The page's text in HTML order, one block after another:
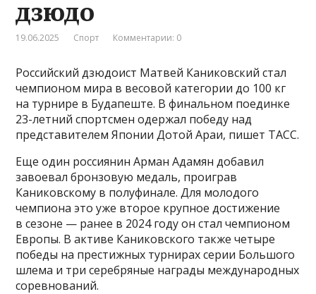
дзюдо
19.06.2025 Спорт Комментарии: 0
Российский дзюдоист Матвей Каниковский стал
чемпионом мира в весовой категории до 100 кг
на турнире в Будапеште. В финальном поединке
23-летний спортсмен одержал победу над
представителем Японии Дотой Араи, пишет ТАСС.
Еще один россиянин Арман Адамян добавил
завоевал бронзовую медаль, проиграв
Каниковскому в полуфинале. Для молодого
чемпиона это уже второе крупное достижение
в сезоне — ранее в 2024 году он стал чемпионом
Европы. В активе Каниковского также четыре
победы на престижных турнирах серии Большого
шлема и три серебряные награды международных
соревнований.